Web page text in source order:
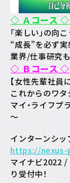
◇ Ａコース ◇
「楽しい」の向
“成長”を必ず実
業界/仕事研究
◇ Ｂコース ◇
【女性先輩社員
これからのワ
マイ・ライフ
～
インターンシ
https://
マイナビ2022
り受付中！